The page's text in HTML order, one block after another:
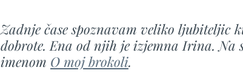
Zadnje čase spoznavam veliko ljubiteljic
dobrote. Ena od njih je izjemna Irina. Na
imenom O moj brokoli.